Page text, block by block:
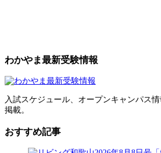
わかやま最新受験情報
入試スケジュール、オープンキャンパス
掲載。
おすすめ記事